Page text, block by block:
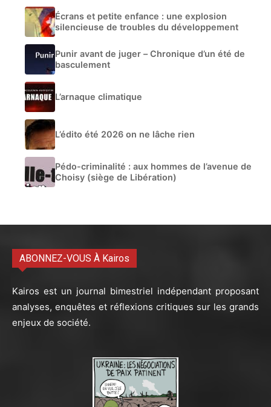
Écrans et petite enfance : une explosion
silencieuse de troubles du développement
Punir avant de juger – Chronique d’un été de
basculement
L’arnaque climatique
L’édito été 2026 on ne lâche rien
Pédo-criminalité : aux hommes de l’avenue de
Choisy (siège de Libération)
ABONNEZ-VOUS À Kairos
Kairos est un journal bimestriel indépendant proposant
analyses, enquêtes et réflexions critiques sur les grands
enjeux de société.